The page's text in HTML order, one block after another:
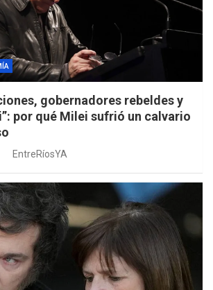
gobernadores rebeldes y
por qué Milei sufrió un calvario
EntreRíosYA